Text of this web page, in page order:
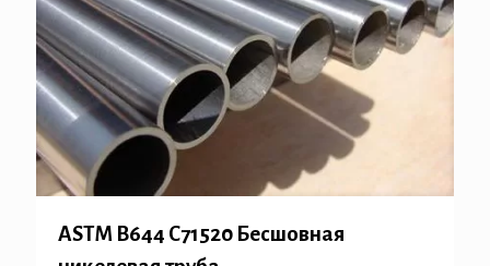
ASTM B644 C71520 Бесшовная